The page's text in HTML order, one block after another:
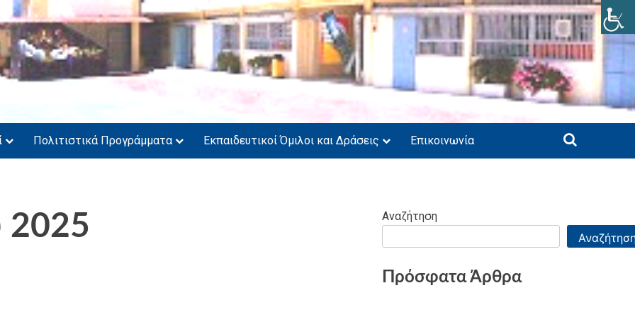
Πολιτιστικά Προγράμματα Εκπαιδευτικοί Όμιλοι και Δράσεις Επικοινωνία
2025 Αναζήτηση
Πρόσφατα Άρθρα